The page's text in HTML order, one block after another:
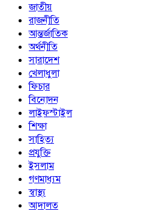
জাতীয়
রাজনীতি
আন্তর্জাতিক
অর্থনীতি
সারাদেশ
খেলাধুলা
ফিচার
বিনোদন
লাইফস্টাইল
শিক্ষা
সাহিত্য
প্রযুক্তি
ইসলাম
গণমাধ্যম
স্বাস্থ্য
আদালত